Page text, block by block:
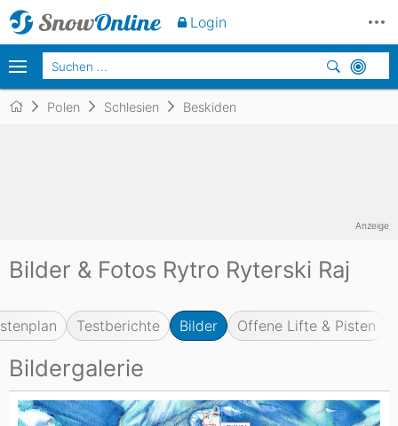
Polen Schlesien Beskiden
Bilder & Fotos Rytro Ryterski Raj
Testberichte Bilder Offene Lifte & Pisten
Bildergalerie
Anzeige
Login